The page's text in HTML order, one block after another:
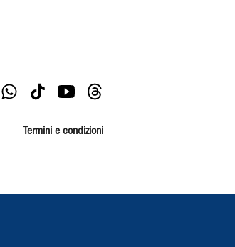
Termini e condizioni